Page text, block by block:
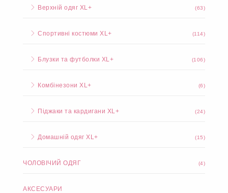
Верхній одяг XL+ (63)
Спортивні костюми XL+ (114)
Блузки та футболки XL+ (106)
Комбінезони XL+ (6)
Піджаки та кардигани XL+ (24)
Домашній одяг XL+ (15)
ЧОЛОВІЧИЙ ОДЯГ (4)
АКСЕСУАРИ